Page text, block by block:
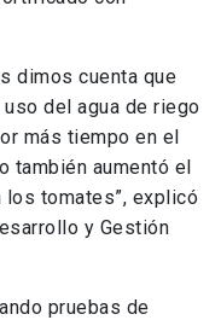
dimos cuenta que
del agua de riego
más tiempo en el
también aumentó el
tomates”, explicó
y Gestión
pruebas de